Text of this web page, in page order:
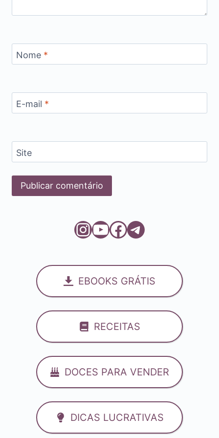
Nome *
E-mail *
Site
Instagram
Youtube
Facebook
Telegram
EBOOKS GRÁTIS
RECEITAS
DOCES PARA VENDER
DICAS LUCRATIVAS